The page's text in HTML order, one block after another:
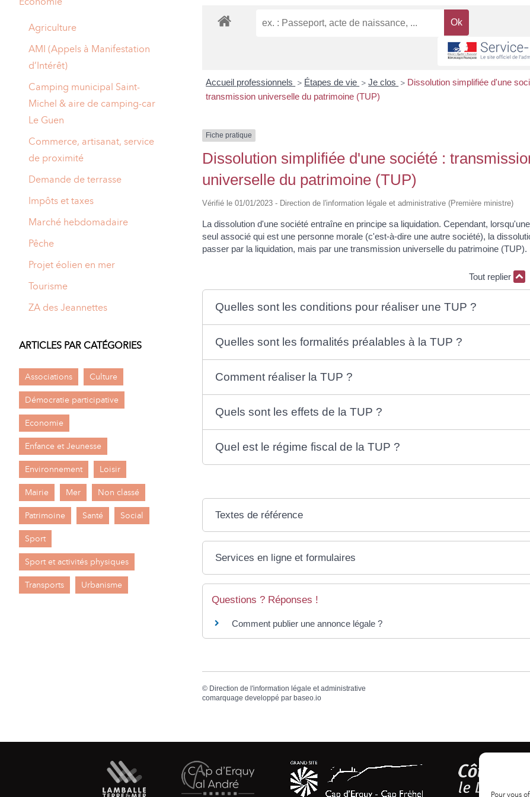
Pour vous
Accueil professionnels > Étapes de vie > Je clos > Dissolution simplifiée d'une
transmission universelle du patrimoine (TUP)
Fiche pratique
Dissolution simplifiée d'une société :
universelle du patrimoine (TUP)
Vérifié le 01/01/2023 - Direction de l'information légale et administrative (Première ministre)
La dissolution d'une société entraîne en principe sa liquidation. Cependant,
seul associé qui est une personne morale (c'est-à-dire une autre société), la
passer par la liquidation, mais par une transmission universelle du patrimoine (TUP).
Tout replier
Quelles sont les conditions pour réaliser une TUP ?
Quelles sont les formalités préalables à la TUP ?
Comment réaliser la TUP ?
Quels sont les effets de la TUP ?
Quel est le régime fiscal de la TUP ?
Textes de référence
Services en ligne et formulaires
Questions ? Réponses !
Comment publier une annonce légale ?
© Direction de l'information légale et administrative
comarquage developpé par baseo.io
Agriculture
AMI (Appels à Manifestation
d’Intérêt)
Camping municipal Saint-
Michel & aire de camping-car
Le Guen
Commerce, artisanat, service
de proximité
Demande de terrasse
Impôts et taxes
Marché hebdomadaire
Pêche
Projet éolien en mer
Tourisme
ZA des Jeannettes
ARTICLES PAR CATÉGORIES
Associations Culture
Démocratie participative
Economie
Enfance et Jeunesse
Environnement Loisir
Mairie Mer Non classé
Patrimoine Santé Social
Sport
Sport et activités physiques
Transports Urbanisme